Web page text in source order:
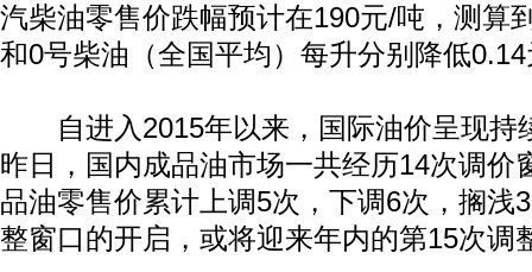
汽柴油零售价跌幅预计在190元/吨，测算
和0号柴油（全国平均）每升分别降低
自进入2015年以来，国际油价呈现持
昨日，国内成品油市场一共经历14次调价
品油零售价累计上调5次，下调6次，搁浅
整窗口的开启，或将迎来年内的第15次调